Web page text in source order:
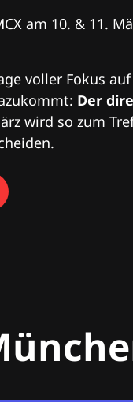
am 10. & 11.
voller Fokus
Der
wird so zum